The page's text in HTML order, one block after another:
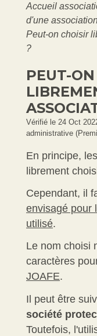
Accueil
d'une
Peut-on choisir
?
PEUT-
Vérifié le 24 Oct
administrative
En principe,
librement
Cependant, il
envisagé pour
utilisé.
Le nom choisi
caractères
JOAFE.
Il peut être
société
Toutefois,